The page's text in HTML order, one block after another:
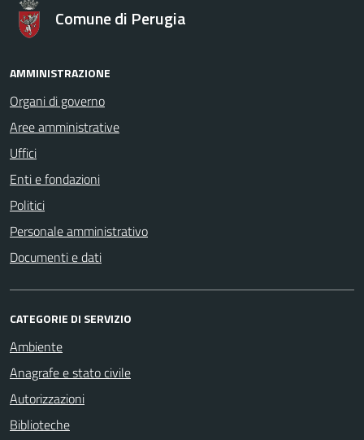
Comune di Perugia
AMMINISTRAZIONE
Organi di governo
Aree amministrative
Uffici
Enti e fondazioni
Politici
Personale amministrativo
Documenti e dati
CATEGORIE DI SERVIZIO
Ambiente
Anagrafe e stato civile
Autorizzazioni
Biblioteche